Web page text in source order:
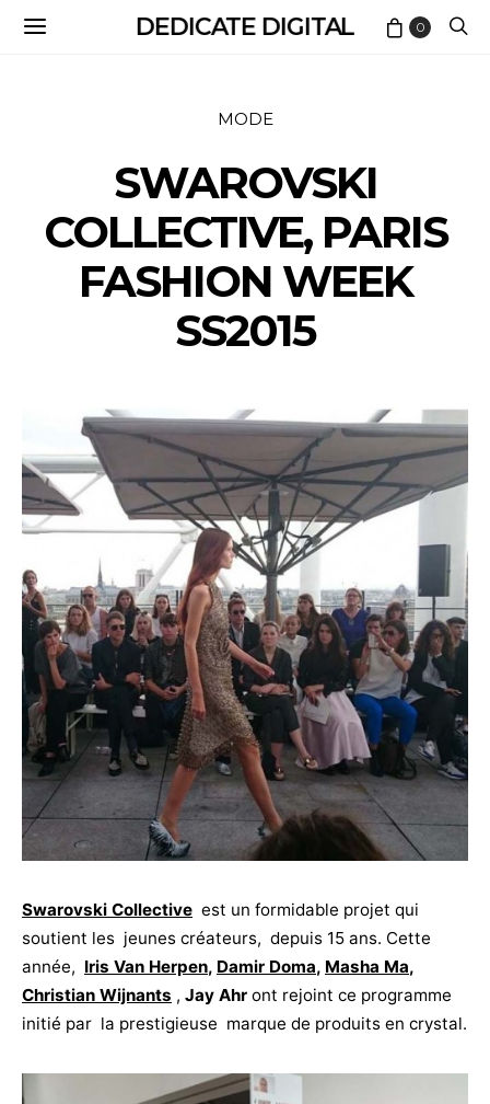
DEDICATE DIGITAL 0
MODE
SWAROVSKI
COLLECTIVE, PARIS
FASHION WEEK
SS2015
Swarovski Collective est un formidable projet qui
soutient les jeunes créateurs, depuis 15 ans. Cette
année, Iris Van Herpen, Damir Doma, Masha Ma,
Christian Wijnants , Jay Ahr ont rejoint ce programme
initié par la prestigieuse marque de produits en crystal.